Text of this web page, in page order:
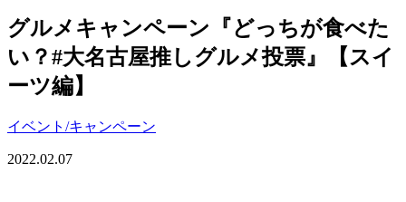
グルメキャンペーン『どっちが食べた
い？#大名古屋推しグルメ投票』【スイ
ーツ編】
イベント/キャンペーン
2022.02.07